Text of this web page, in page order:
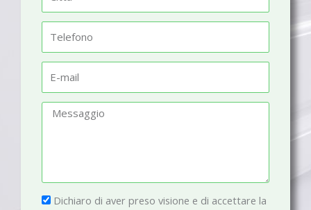
t
à
l
fm
a
g
P Dichiaro di aver preso visione e di accettare la